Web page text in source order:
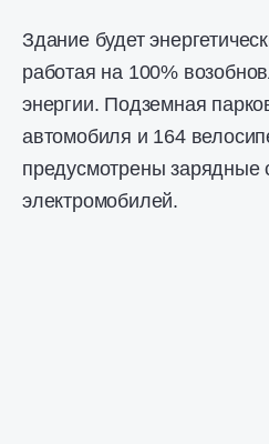
Здание будет
работая на 100%
энергии. Подземная
автомобиля и 164
предусмотрены зарядные
электромобилей.